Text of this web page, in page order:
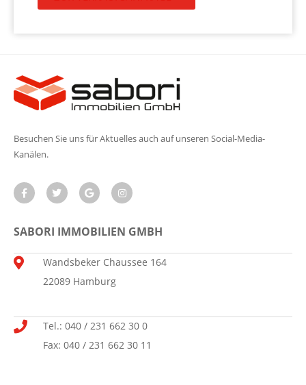
Besuchen Sie uns für Aktuelles auch auf unseren Social-Media-
Kanälen.
SABORI IMMOBILIEN GMBH
Wandsbeker Chaussee 164
22089 Hamburg
Tel.: 040 / 231 662 30 0
Fax: 040 / 231 662 30 11